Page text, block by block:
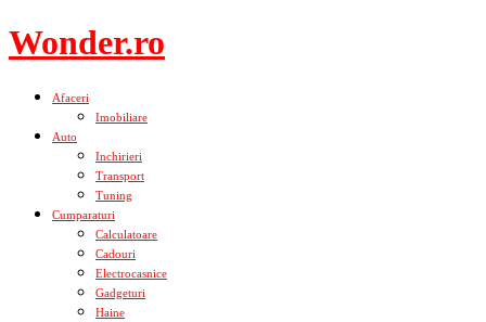
Skip
to
Wonder.ro
Afaceri
Imobiliare
Auto
Inchirieri
Transport
Tuning
Cumparaturi
Calculatoare
Cadouri
Electrocasnice
Gadgeturi
Haine